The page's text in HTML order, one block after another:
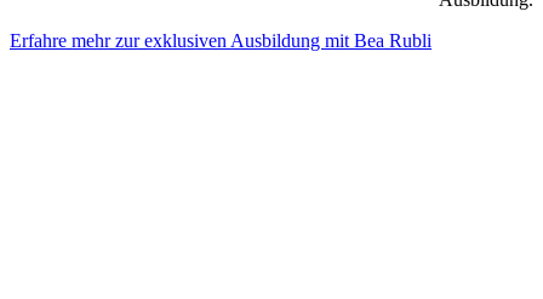
Erfahre mehr zur exklusiven Ausbildung mit Bea Rubli